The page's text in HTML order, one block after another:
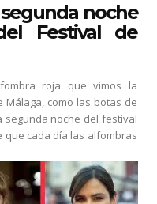
noche
Festival de
roja que vimos la
como las botas de
segunda noche del festival
que cada día las alfombras